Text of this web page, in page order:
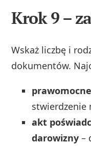
Krok 9 –
Wskaż liczbę i
dokumentów.
stwierdzenie
akt
darowizny –